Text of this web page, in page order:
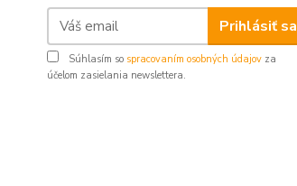
Prihlásiť sa
Súhlasím so spracovaním osobných údajov za
účelom zasielania newslettera.